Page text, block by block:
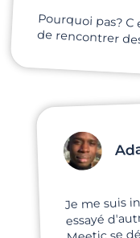
Pourquoi pas?
de rencontrer
Je me suis
essayé
Meetic se